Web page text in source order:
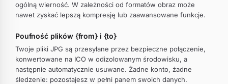
ogólną wierność. W zależności od formatów obraz może
nawet zyskać lepszą kompresję lub zaawansowane funkcje.
Poufność plików {from} i {to}
Twoje pliki JPG są przesyłane przez bezpieczne połączenie,
konwertowane na ICO w odizolowanym środowisku, a
następnie automatycznie usuwane. Żadne konto, żadne
śledzenie: pozostajesz w pełni panem swoich danych.